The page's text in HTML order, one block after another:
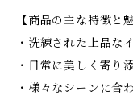
【商品の主な特徴と
・洗練された上品な
・日常に美しく寄り
・様々なシーンに合